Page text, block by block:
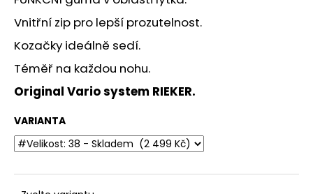
Vnitřní zip pro lepší prozutelnost.
Kozačky ideálně sedí.
Téměř na každou nohu.
Original Vario system RIEKER.
VARIANTA
r
u
u
j
m
e
DÁMSKÉ
NA
PODPATKU